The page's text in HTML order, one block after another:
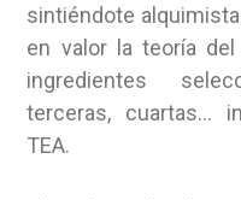
sintiéndote
en valor la teoría
ingredientes
terceras, cuartas…
TEA.